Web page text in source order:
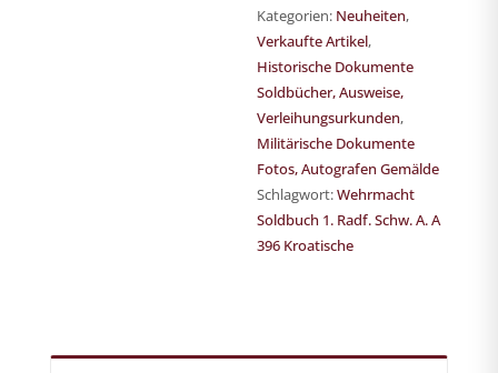
Kategorien: Neuheiten,
Verkaufte Artikel,
Historische Dokumente
Soldbücher, Ausweise,
Verleihungsurkunden,
Militärische Dokumente
Fotos, Autografen Gemälde
Schlagwort:Wehrmacht
Soldbuch 1. Radf. Schw. A. A
396 Kroatische